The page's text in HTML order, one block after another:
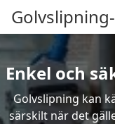
Enkel och
Golvslipning kan
särskilt när det